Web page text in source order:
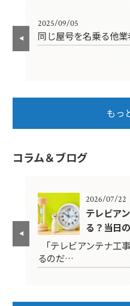
2025/09/05
同じ屋号を名乗る他
もっ
コラム＆ブログ
2026/07/22
テレビア
る？当日
「テレビアンテナ工
るのだ…